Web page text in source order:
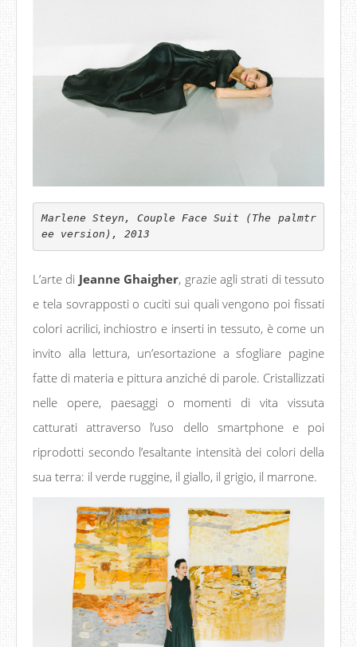
Marlene Steyn, Couple Face Suit (The palmtr
ee version), 2013
L’arte di Jeanne Ghaigher, grazie agli strati di tessuto
e tela sovrapposti o cuciti sui quali vengono poi fissati
colori acrilici, inchiostro e inserti in tessuto, è come un
invito alla lettura, un’esortazione a sfogliare pagine
fatte di materia e pittura anziché di parole. Cristallizzati
nelle opere, paesaggi o momenti di vita vissuta
catturati attraverso l’uso dello smartphone e poi
riprodotti secondo l’esaltante intensità dei colori della
sua terra: il verde ruggine, il giallo, il grigio, il marrone.